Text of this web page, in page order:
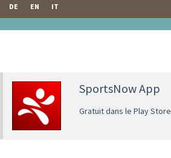
DE EN IT
SportsNow App
Gratuit dans le Play Store